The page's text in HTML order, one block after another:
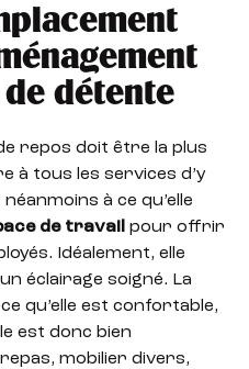
détente
repos doit être la plus
à tous les services d’y
à ce qu’elle
de travailpour offrir
Idéalement, elle
éclairage soigné. La
qu’elle est confortable,
est donc bien
mobilier divers,